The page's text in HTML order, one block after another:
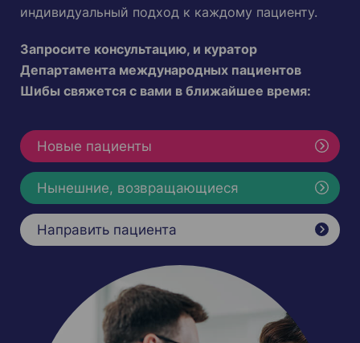
индивидуальный подход к каждому пациенту.
Запросите консультацию, и куратор
Департамента международных пациентов
Шибы свяжется с вами в ближайшее время:
Новые пациенты
Нынешние, возвращающиеся
Направить пациента